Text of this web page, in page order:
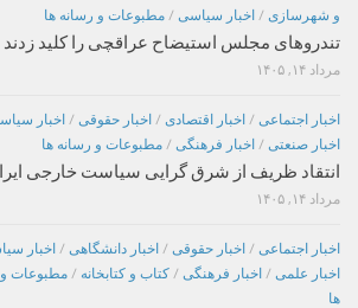
و شهرسازی / اخبار سیاسی / مطبوعات و رسانه ها
تندروهای مجلس استیضاح عراقچی را کلید زدند
مرداد ۱۴, ۱۴۰۵
اخبار اجتماعی / اخبار اقتصادی / اخبار حقوقی / اخبار
اخبار صنعتی / اخبار فرهنگی / مطبوعات و رسانه ها
انتقاد ظریف از شرق گرایی سیاست خارجی
مرداد ۱۴, ۱۴۰۵
اخبار اجتماعی / اخبار حقوقی / اخبار دانشگاهی / اخبار
اخبار علمی / اخبار فرهنگی / کتاب و کتابخانه / مطبوعات و
ها